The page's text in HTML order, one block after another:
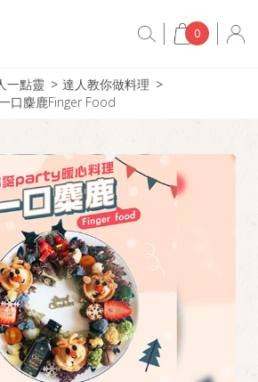
0
一點靈
達人教你做料理
口麋鹿Finger Food